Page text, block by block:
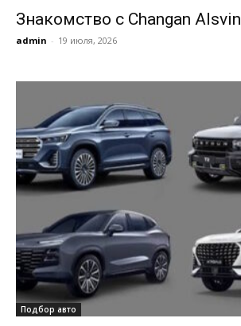
Знакомство с Changan Alsvin
admin - 19 июля, 2026
Подбор авто